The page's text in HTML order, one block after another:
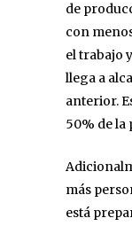
de
con
el trabajo
llega a
anterior.
50% de la
más
está